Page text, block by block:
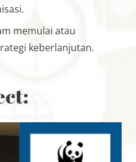
memulai atau
keberlanjutan.